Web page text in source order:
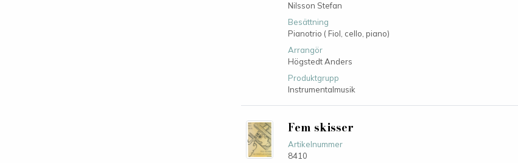
Nilsson Stefan
Besättning
Pianotrio ( Fiol, cello, piano)
Arrangör
Högstedt Anders
Produktgrupp
Instrumentalmusik
Fem skisser
Artikelnummer
8410